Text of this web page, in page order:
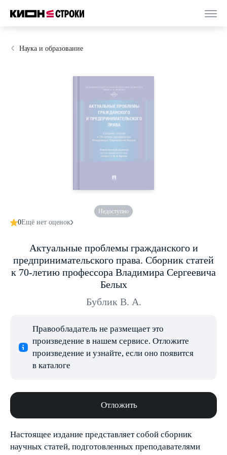
Наука и образование
Недоступно
0Ещё нет оценок
Актуальные проблемы гражданского и
предпринимательского права. Сборник статей
к 70-летию профессора Владимира Сергеевича
Белых
Бублик В. А.
Правообладатель не размещает это
произведение в нашем сервисе. Отложите
произведение и узнайте, если оно появится
в каталоге
Отложить
Настоящее издание представляет собой сборник
научных статей, подготовленных преподавателями